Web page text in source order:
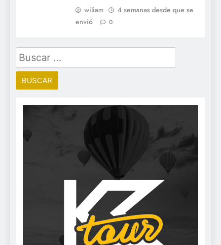
wiliam
4 semanas desde que se
envió
0
Buscar: